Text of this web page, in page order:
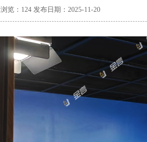
浏览： 124 发布日期： 2025-11-20